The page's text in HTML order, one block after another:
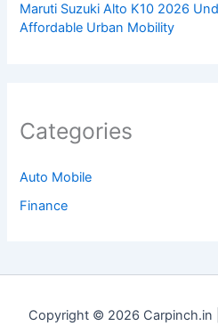
Maruti Suzuki Alto K10 2026
Affordable Urban Mobility
Categories
Auto Mobile
Finance
Copyright © 2026 Carpinch.in